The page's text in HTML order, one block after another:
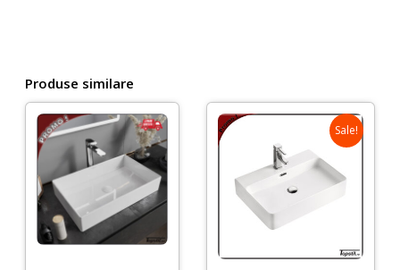
Produse similare
Sale!